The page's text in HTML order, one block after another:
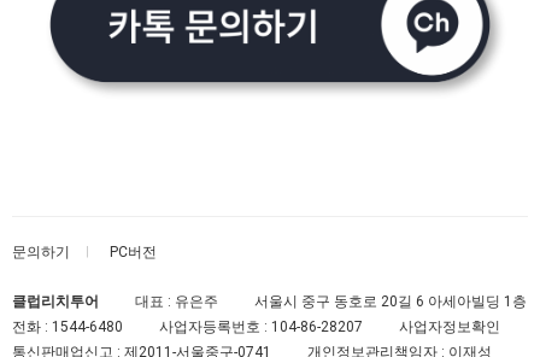
문의하기 PC버전
클럽리치투어 대표 : 유은주
서울시 중구 동호로 20길 6 아세아빌딩 1층
전화 : 1544-6480 사업자등록번호 : 104-86-28207
사업자정보확인
통신판매업신고 : 제2011-서울중구-0741 개인정보관리책임자 : 이재성